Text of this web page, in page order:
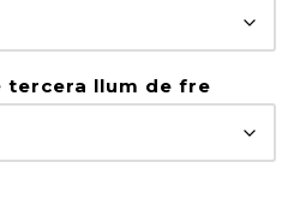
tercera llum de fre